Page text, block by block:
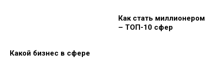
Какой бизнес в сфере
Как стать миллионером
– ТОП-10 сфер